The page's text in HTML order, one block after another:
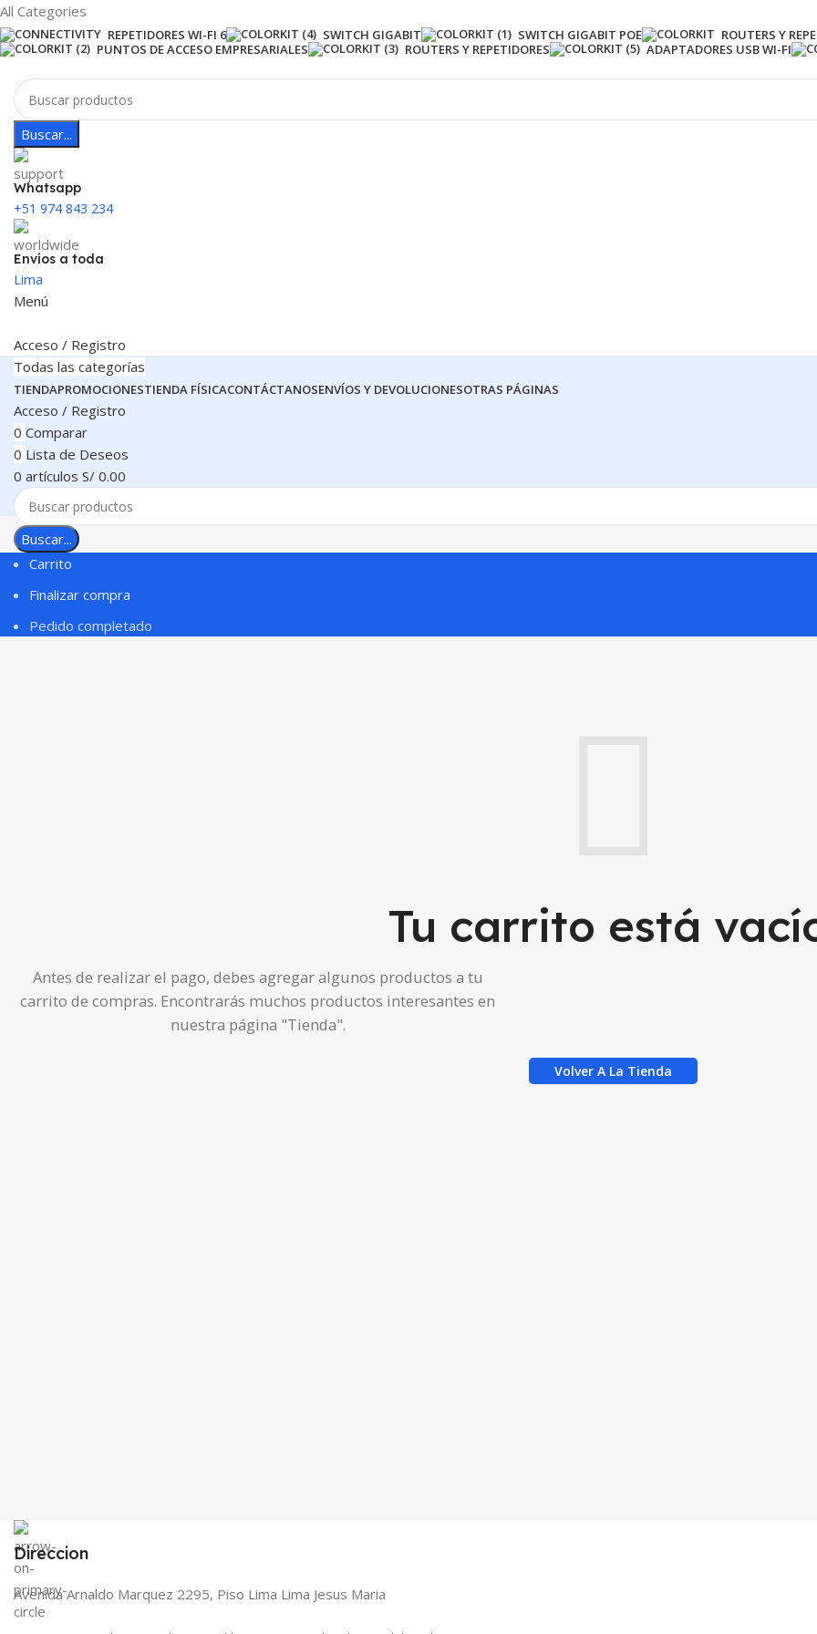
All Categories
REPETIDORES WI-FI 6 SWITCH GIGABIT SWITCH GIGABIT POE
ROUTERS Y
PUNTOS DE ACCESO EMPRESARIALES
ROUTERS Y REPETIDORES ADAPTADORES USB WI-FI
Buscar...
Whatsapp
+51 974 843 234
Envíos a toda
Lima
Menú
Acceso / Registro
Todas las categorías
TIENDAPROMOCIONESTIENDA FÍSICACONTÁCTANOSENVÍOS Y DEVOLUCIONESOTRAS PÁGINAS
Acceso / Registro
0 Comparar
0 Lista de Deseos
0 artículos S/ 0.00
Buscar...
Carrito
Finalizar compra
Pedido completado
Tu carrito está
Antes de realizar el pago, debes agregar algunos productos a tu
carrito de compras. Encontrarás muchos productos interesantes en
nuestra página "Tienda".
Volver A La Tienda
Direccion
Avenida Arnaldo Marquez 2295, Piso Lima Lima Jesus Maria